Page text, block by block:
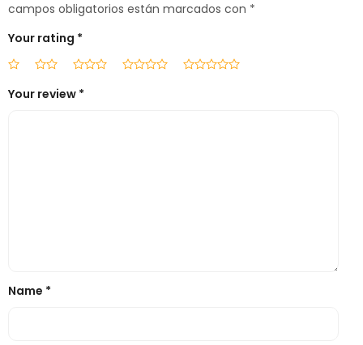
campos obligatorios están marcados con *
Your rating *
Your review *
Name *